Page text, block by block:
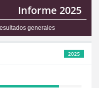
Informe 2025
generales
2025